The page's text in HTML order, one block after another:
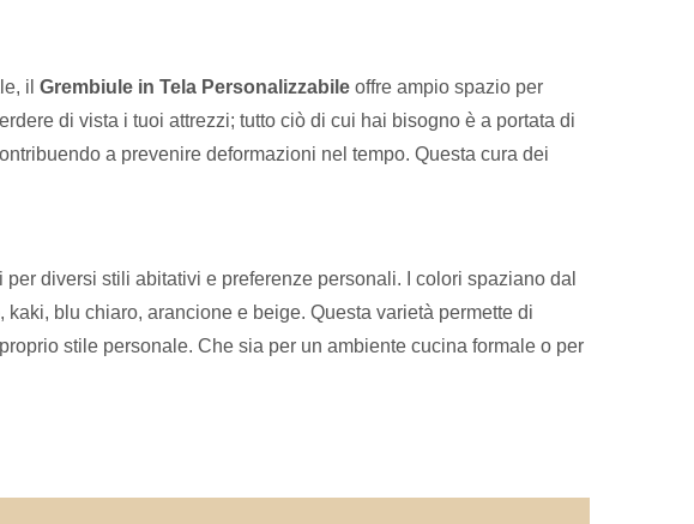
il Grembiule in Tela Personalizzabile offre ampio spazio per
di vista i tuoi attrezzi; tutto ciò di cui hai bisogno è a portata di
a prevenire deformazioni nel tempo. Questa cura dei
per diversi stili abitativi e preferenze personali. I colori spaziano dal
blu chiaro, arancione e beige. Questa varietà permette di
stile personale. Che sia per un ambiente cucina formale o per